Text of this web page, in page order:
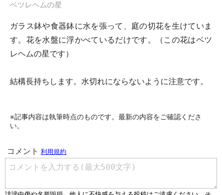
ベツレヘムの星
ガラス鉢や食器鉢に水を張って、庭の切花を生けていま
す。花を水盤に浮かべているだけです。（この花はベツ
レヘムの星です）
結構長持ちします。水切れにならないように注意です。
※記事内容は執筆時点のものです。最新の内容をご確認くださ
い。